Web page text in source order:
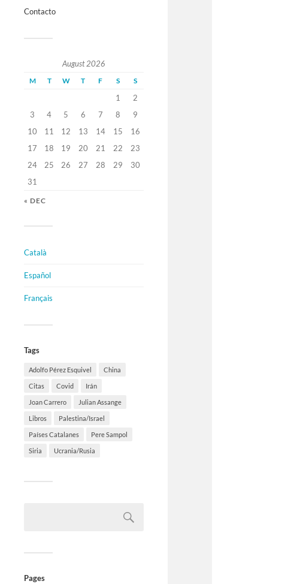
Contacto
August 2026
M T W T F S S
1
2
3
4 5 6 7 8
9
10
11 12 13 14 15
16
17
18 19 20 21 22
23
24
25 26 27 28 29
30
31
« DEC
Català
Español
Français
Tags
Adolfo Pérez Esquivel China
Citas Covid Irán
Joan Carrero Julian Assange
Libros Palestina/Israel
Países Catalanes Pere Sampol
Siria Ucrania/Rusia
Pages